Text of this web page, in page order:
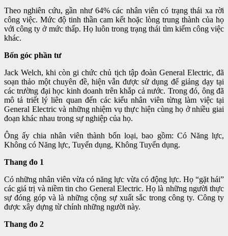
Theo nghiên cứu, gần như 64% các nhân viên có trạng thái xa rời
công việc. Mức độ tinh thần cam kết hoặc lòng trung thành của họ
với công ty ở mức thấp. Họ luôn trong trạng thái tìm kiếm công việc
khác.
Bốn góc phần tư
Jack Welch, khi còn gi chức chủ tịch tập đoàn General Electric, đã
soạn thảo một chuyên đề, hiện vẫn được sử dụng để giảng dạy tại
các trường đại học kinh doanh trên khắp cả nước. Trong đó, ông đã
mô tả triết lý liên quan đến các kiểu nhân viên từng làm việc tại
General Electric và những nhiệm vụ thực hiện cùng họ ở nhiều giai
đoạn khác nhau trong sự nghiệp của họ.
Ông ấy chia nhân viên thành bốn loại, bao gồm: Có Năng lực,
Không có Năng lực, Tuyển dụng, Không Tuyển dụng.
Thang đo 1
Có những nhân viên vừa có năng lực vừa có động lực. Họ “gặt hái”
các giá trị và niềm tin cho General Electric. Họ là những người thực
sự đóng góp và là những cộng sự xuất sắc trong công ty. Công ty
được xây dựng từ chính những người này.
Thang đo 2